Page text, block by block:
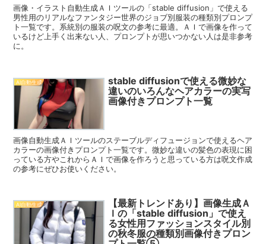
画像・イラスト自動生成ＡＩツールの「stable diffusion」で使える
男性用のリアルなファンタジー世界のジョブ別服装の種類別プロンプ
ト一覧です。系統別の服装の呪文の参考に最適。ＡＩで画像を作って
いるけど上手く出来ない人、プロンプトが思いつかない人は是非参考
に。
AI自動生成
stable diffusionで使える微妙な
違いのいろんなヘアカラーの実写
画像付きプロンプト一覧
画像自動生成ＡＩツールのステーブルディフュージョンで使えるヘア
カラーの画像付きプロンプト一覧です。微妙な違いの髪色の表現に困
っている方やこれからＡＩで画像を作ろうと思っている方は呪文作成
の参考にぜひお使いください。
AI自動生成
【最新トレンドあり】画像生成Ａ
Ｉの「stable diffusion」で使え
る女性用ファッションスタイル別
の秋冬服の種類別画像付きプロン